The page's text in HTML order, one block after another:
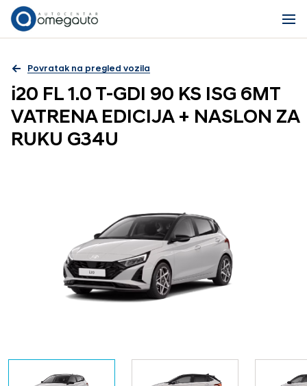
Povratak na pregled vozila
i20 FL 1.0 T-GDI 90 KS ISG 6MT
VATRENA EDICIJA + NASLON ZA
RUKU G34U